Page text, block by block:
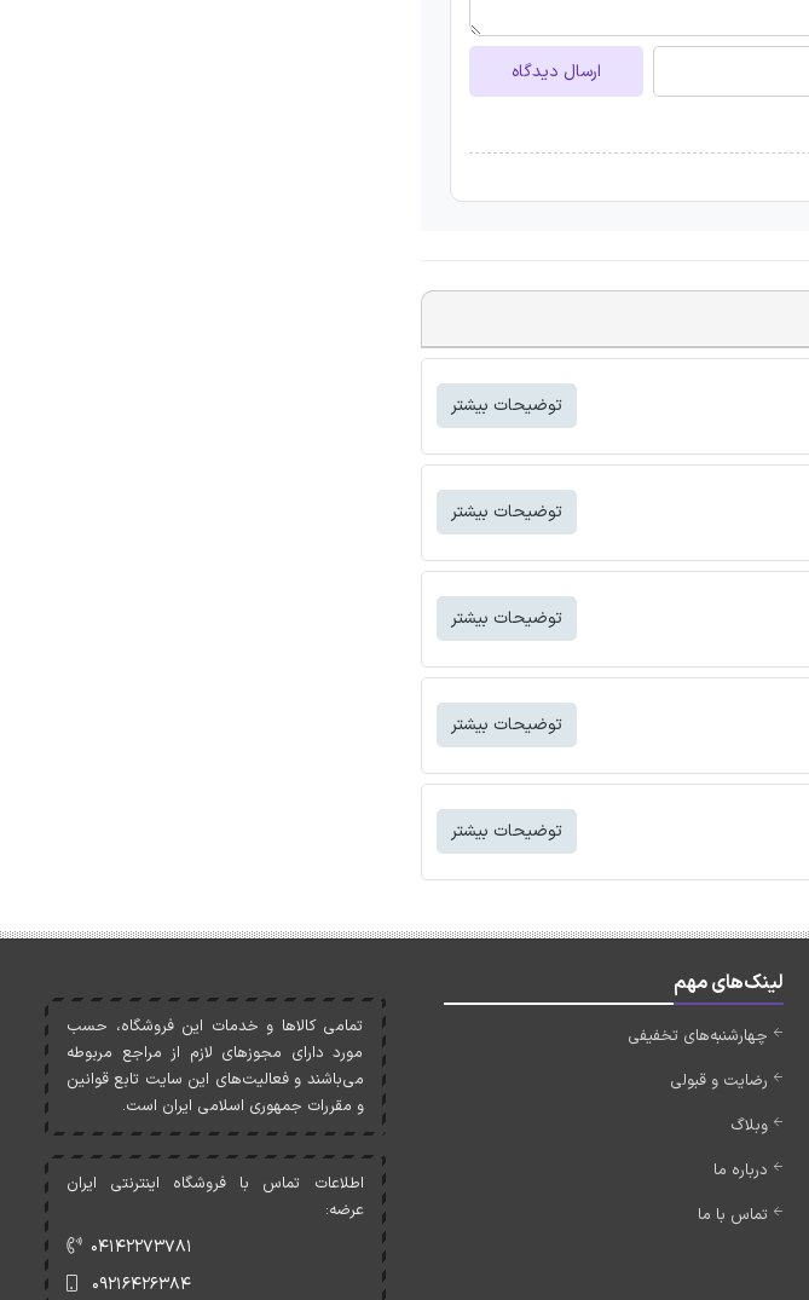
ارسال دیدگاه
توضیحات بیشتر
توضیحات بیشتر
توضیحات بیشتر
توضیحات بیشتر
توضیحات بیشتر
لینک‌های مهم
چهارشنبه‌های تخفیفی
رضایت و قبولی
وبلاگ
درباره ما
تماس با ما
تمامی کالاها و خدمات اين فروشگاه، حسب
مورد دارای مجوزهای لازم از مراجع مربوطه
می‌باشند و فعاليت‌های اين سايت تابع قوانين
و مقررات جمهوری اسلامی ايران است.
اطلاعات تماس با فروشگاه اینترنتی ایران
عرضه:
۰۴۱۴۲۲۷۳۷۸۱
۰۹۲۱۶۴۲۶۳۸۴